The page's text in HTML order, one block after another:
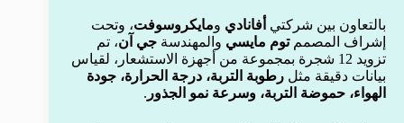
بالتعاون بين شركتي أفانادي ومايكروسوفت، وتحت
إشراف المصممتوم مايسي والمهندسة جي آن، تم
تزويد 12 شجرة بمجموعة من أجهزة الاستشعار، لقياس
بيانات دقيقة مثل رطوبة التربة، درجة الحرارة، جودة
الهواء، حموضة التربة، وسرعة نمو الجذور .